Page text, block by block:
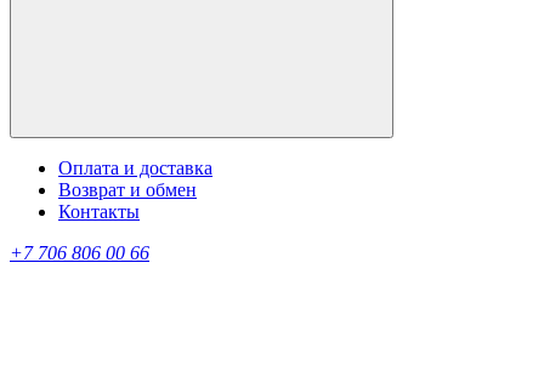
Оплата и доставка
Возврат и обмен
Контакты
+7 706 806 00 66